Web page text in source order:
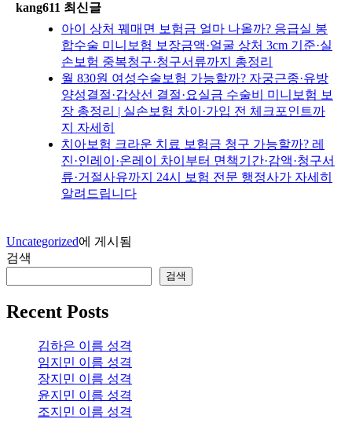
kang611 최신글
아이 상처 꿰매면 보험금 얼마 나올까? 응급실 봉
합수술 미니보험 보장금액·얼굴 상처 3cm 기준·실
손보험 중복청구·청구서류까지 총정리
월 830원 여성수술보험 가능할까? 자궁근종·유방
양성결절·갑상선 결절·요실금 수술비 미니보험 보
장 총정리 | 실손보험 차이·가입 전 체크포인트까
지 자세히
치아보험 크라운 치료 보험금 청구 가능할까? 레
진·인레이·온레이 차이부터 면책기간·감액·청구서
류·거절사유까지 24시 보험 전문 행정사가 자세히
알려드립니다
Uncategorized에 게시됨
검색
검색
Recent Posts
김하은 이름 성격
임지민 이름 성격
장지민 이름 성격
윤지민 이름 성격
조지민 이름 성격